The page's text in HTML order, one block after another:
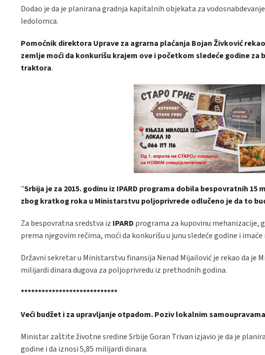
Dodao je da je planirana gradnja kapitalnih objekata za
ledolomca.
Pomoćnik direktora Uprave za agrarna plaćanja Bojan Živković
zemlje moći da konkurišu krajem ove i početkom sledeće godine za
traktora.
"Srbija je za 2015. godinu iz IPARD programa dobila bespovratnih
zbog kratkog roka u Ministarstvu poljoprivrede odlučeno je da to
Za bespovratna sredstva iz IPARD programa za kupovinu mehanizacije,
prema njegovim rečima, moći da konkurišu u junu sledeće godine i
Državni sekretar u Ministarstvu finansija Nenad Mijailović je rekao da
milijardi dinara dugova za poljoprivredu iz prethodnih godina.
****************************
Veći budžet i za upravljanje otpadom. Poziv lokalnim
Ministar zaštite životne sredine Srbije Goran Trivan izjavio je da je
godine i da iznosi 5,85 milijardi dinara.